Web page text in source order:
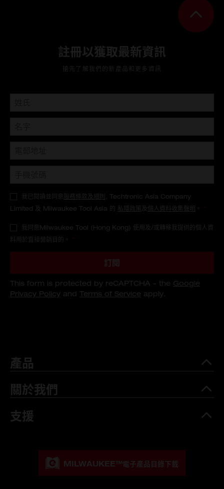
產品
關於我們
支援
註冊以獲取最新資訊
搶先了解我們的新產品和更多資訊
我已閱讀並同意 服務條款及細則
, Techtronic Asia Company
Limited 及 Milwaukee Tool Asia 的 私隱政策 及 個人資料收集聲明
我同意Milwaukee Tool (Hong Kong) 使用及/或轉移我提供的個人資
料用於直接營銷目的。
訂閱
This form is protected by reCAPTCHA - the Google
Privacy Policy and Terms of Service apply.
MILWAUKEE™電子產品目錄下載